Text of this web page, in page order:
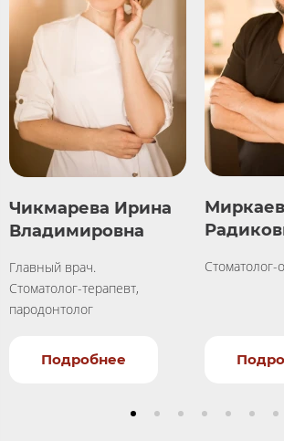
Чикмарева Ирина
Владимировна
Главный врач.
Стоматолог-терапевт,
пародонтолог
Подробнее
Стоматолог-